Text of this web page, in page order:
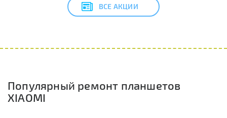
ВСЕ АКЦИИ
Популярный ремонт планшетов
XIAOMI